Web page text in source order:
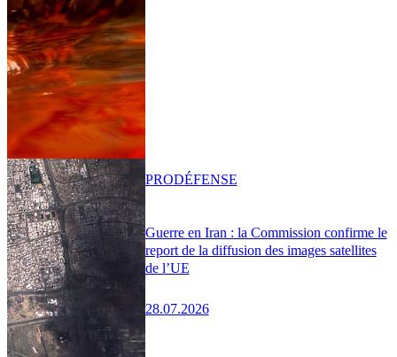
Guerre en Iran : la Commission confirme le
report de la diffusion des images satellites
de l’UE
28.07.2026
PRODÉFENSE